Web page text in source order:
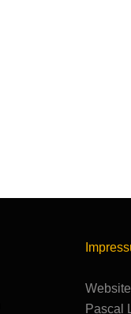
Pascal